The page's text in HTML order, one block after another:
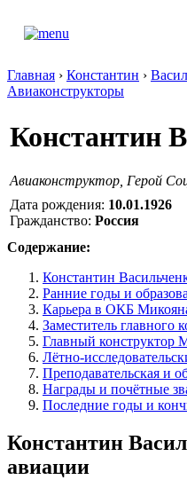
Главная › Константин ›
Авиаконструкторы
Константин
Авиаконструктор, Герой
Дата рождения: 10.01.1926
Гражданство: Россия
Содержание:
Константин
Ранние годы и
Карьера в ОКБ
Заместитель главного
Главный конструктор
Лётно-
Преподавательская и
Награды и почётные
Последние годы и
Константин
авиации